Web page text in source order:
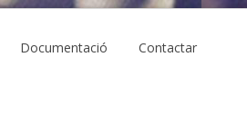
Documentació Contactar